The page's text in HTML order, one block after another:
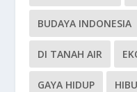
BUDAYA INDONESIA
DI TANAH AIR
GAYA HIDUP